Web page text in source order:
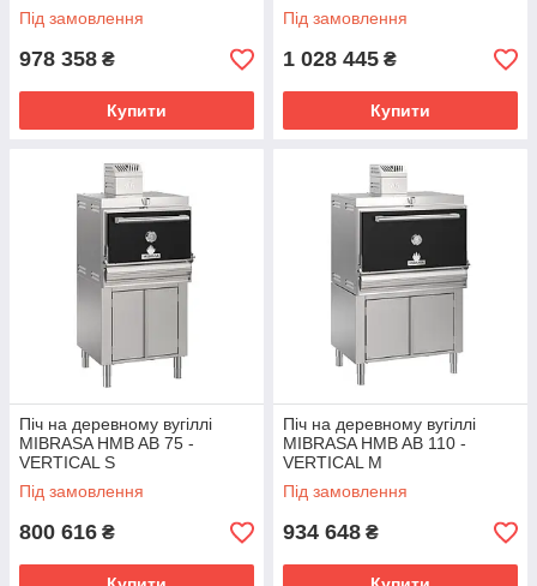
Під замовлення
978 358 ₴
Купити
Під замовлення
1 028 445 ₴
Купити
Піч на деревному вугіллі
MIBRASA HMB AB 75 -
VERTICAL S
Під замовлення
800 616 ₴
Піч на деревному вугіллі
MIBRASA HMB AB 110 -
VERTICAL M
Під замовлення
934 648 ₴